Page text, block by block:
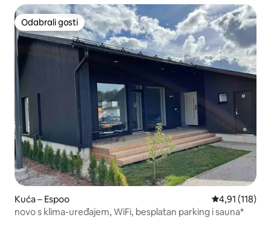
Odabrali gosti
Odabrali gosti
Kuća – Espoo Prosječna
4,91 (118)
novo s klima-uređajem, WiFi, besplatan parking i sauna*